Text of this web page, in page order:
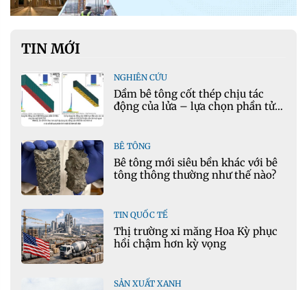
TIN MỚI
NGHIÊN CỨU
Dầm bê tông cốt thép chịu tác
động của lửa – lựa chọn phần tử
BÊ TÔNG
Bê tông mới siêu bền khác với bê
tông thông thường như thế nào?
TIN QUỐC TẾ
Thị trường xi măng Hoa Kỳ phục
hồi chậm hơn kỳ vọng
SẢN XUẤT XANH